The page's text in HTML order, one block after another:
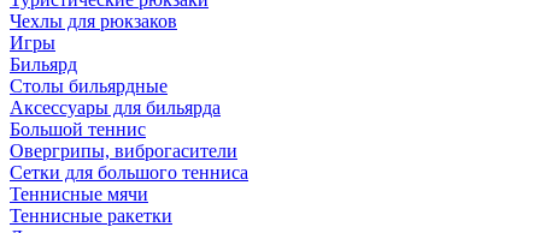
Чехлы для рюкзаков
Игры
Бильярд
Столы бильярдные
Аксессуары для бильярда
Большой теннис
Овергрипы, виброгасители
Сетки для большого тенниса
Теннисные мячи
Теннисные ракетки